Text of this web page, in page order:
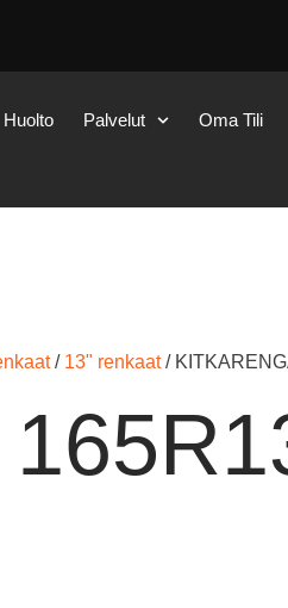
Huolto Palvelut Oma Tili
/ 13" renkaat/